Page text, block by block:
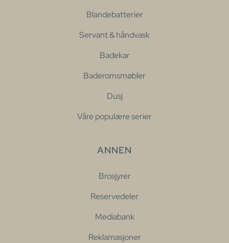
Blandebatterier
Servant & håndvask
Badekar
Baderomsmøbler
Dusj
Våre populære serier
ANNEN
Brosjyrer
Reservedeler
Mediabank
Reklamasjoner